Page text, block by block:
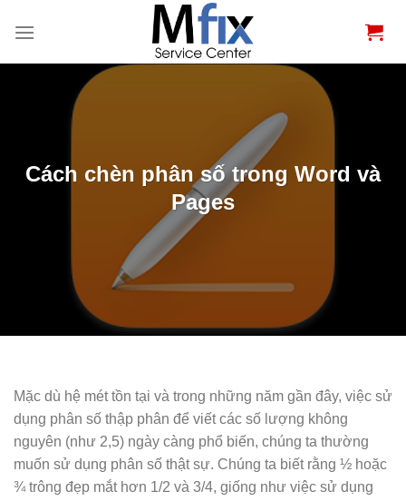
qua
Cách chèn phân số trong Word và
Pages
Mặc dù hệ mét tồn tại và trong những năm gần đây, việc sử
dụng phân số thập phân để viết các số lượng không
nguyên (như 2,5) ngày càng phổ biến, chúng ta thường
muốn sử dụng phân số thật sự. Chúng ta biết rằng ½ hoặc
¾ trông đẹp mắt hơn 1/2 và 3/4, giống như việc sử dụng